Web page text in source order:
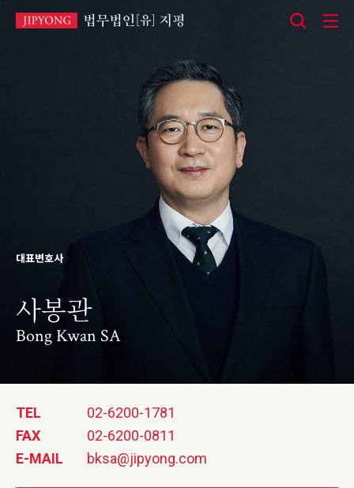
대표변호사
사봉관
Bong Kwan SA
TEL
02-6200-1781
FAX
02-6200-0811
E-MAIL
bksa@jipyong.com